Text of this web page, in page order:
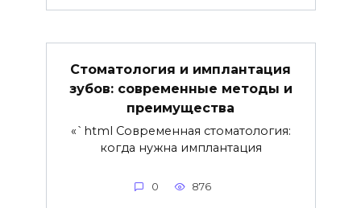
Стоматология и имплантация
зубов: современные методы и
преимущества
«`html Современная стоматология:
когда нужна имплантация
0 876